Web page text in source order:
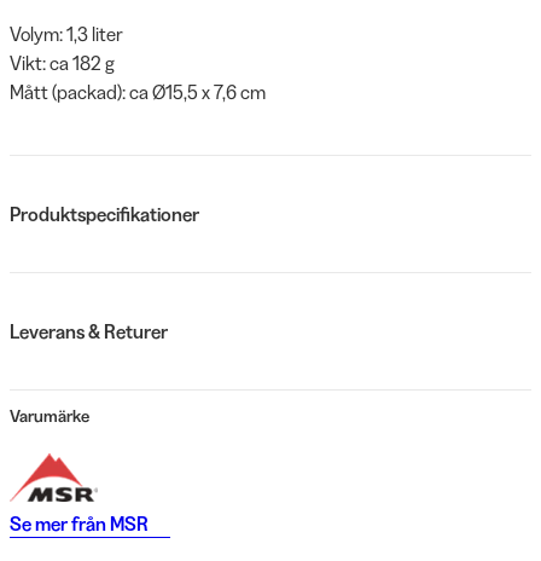
Volym: 1,3 liter
Vikt: ca 182 g
Mått (packad): ca Ø15,5 x 7,6 cm
Produktspecifikationer
Leverans & Returer
Varumärke
Se mer från MSR